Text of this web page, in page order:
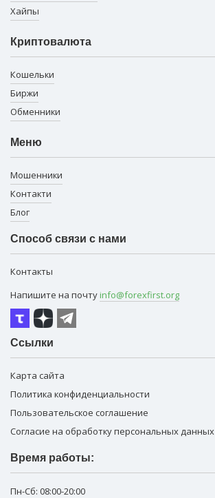
Хайпы
Криптовалюта
Кошельки
Биржи
Обменники
Меню
Мошенники
Контакти
Блог
Способ связи с нами
Контакты
Напишите на почту info@forexfirst.org
Ссылки
Карта сайта
Политика конфиденциальности
Пользовательское соглашение
Согласие на обработку персональных данных
Время работы:
Пн-Сб: 08:00-20:00